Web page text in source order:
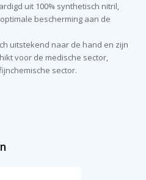
uit 100% synthetisch nitril,
bescherming aan de
uitstekend naar de hand en zijn
voor de medische sector,
sector.